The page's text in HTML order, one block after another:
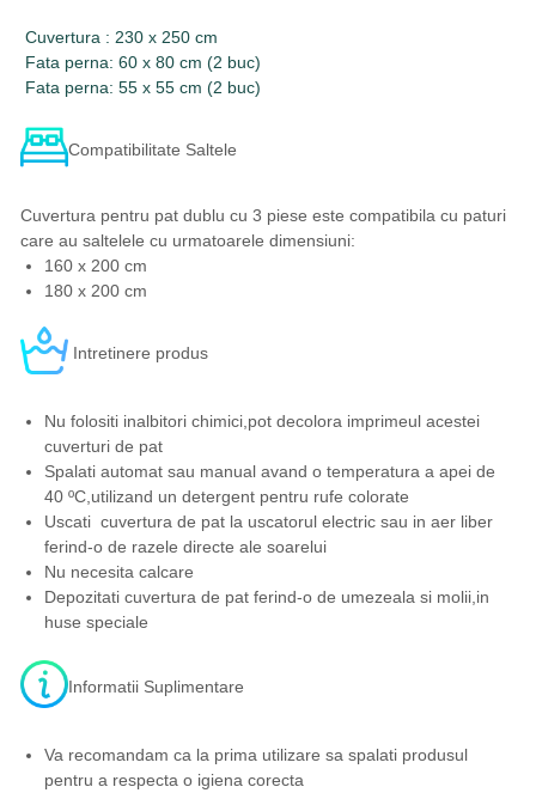
Cuvertura : 230 x 250 cm
Fata perna: 60 x 80 cm (2 buc)
Fata perna: 55 x 55 cm (2 buc)
Compatibilitate Saltele
Cuvertura pentru pat dublu cu 3 piese este compatibila cu paturi
care au saltelele cu urmatoarele dimensiuni:
160 x 200 cm
180 x 200 cm
Intretinere produs
Nu folositi inalbitori chimici,pot decolora imprimeul acestei
cuverturi de pat
Spalati automat sau manual avand o temperatura a apei de
40 ºC,utilizand un detergent pentru rufe colorate
Uscati cuvertura de pat la uscatorul electric sau in aer liber
ferind-o de razele directe ale soarelui
Nu necesita calcare
Depozitati cuvertura de pat ferind-o de umezeala si molii,in
huse speciale
Informatii Suplimentare
Va recomandam ca la prima utilizare sa spalati produsul
pentru a respecta o igiena corecta